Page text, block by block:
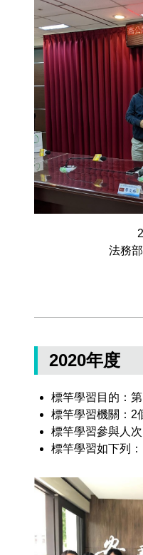
法務
2020年度
標竿學習目的：
標竿學習機關：2
標竿學習參與人
標竿學習如下列：